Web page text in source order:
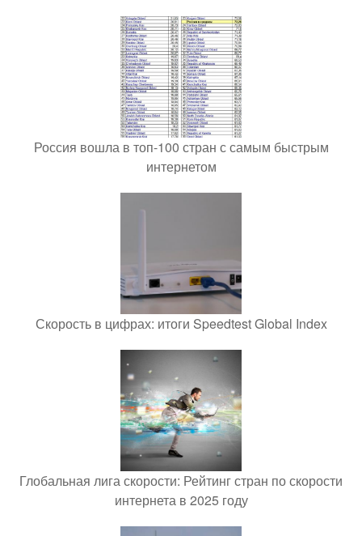
Россия вошла в топ-100 стран с самым быстрым
интернетом
Скорость в цифрах: итоги Speedtest Global Index
Глобальная лига скорости: Рейтинг стран по скорости
интернета в 2025 году